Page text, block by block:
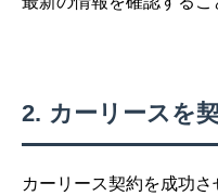
カーリースを
カーリース契約を成功